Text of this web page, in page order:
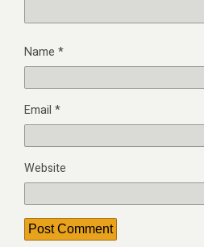
Name *
Email *
Website